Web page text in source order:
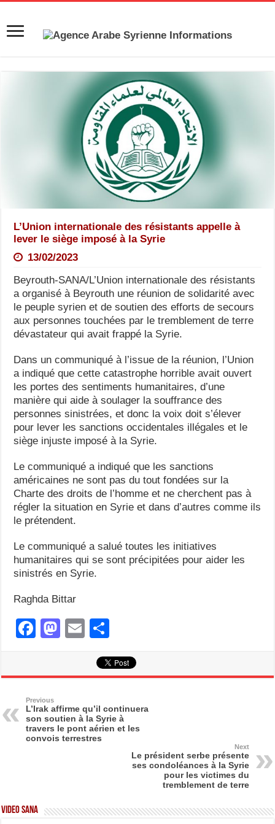
L’Union internationale des résistants appelle à
lever le siège imposé à la Syrie
13/02/2023
Beyrouth-SANA/L’Union internationale des résistants
a organisé à Beyrouth une réunion de solidarité avec
le peuple syrien et de soutien des efforts de secours
aux personnes touchées par le tremblement de terre
dévastateur qui avait frappé la Syrie.
Dans un communiqué à l’issue de la réunion, l’Union
a indiqué que cette catastrophe horrible avait ouvert
les portes des sentiments humanitaires, d’une
manière qui aide à soulager la souffrance des
personnes sinistrées, et donc la voix doit s’élever
pour lever les sanctions occidentales illégales et le
siège injuste imposé à la Syrie.
Le communiqué a indiqué que les sanctions
américaines ne sont pas du tout fondées sur la
Charte des droits de l’homme et ne cherchent pas à
régler la situation en Syrie et dans d’autres comme ils
le prétendent.
Le communiqué a salué toutes les initiatives
humanitaires qui se sont précipitées pour aider les
sinistrés en Syrie.
Raghda Bittar
F
b
o
o
M
d
o
n
E
ail ar
Previous
L’Irak affirme qu’il continuera
son soutien à la Syrie à
travers le pont aérien et les
convois terrestres
Next
Le président serbe présente
ses condoléances à la Syrie
pour les victimes du
tremblement de terre
Video SANA